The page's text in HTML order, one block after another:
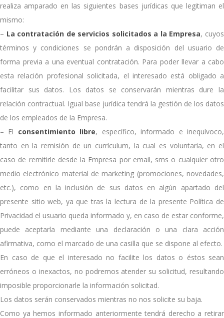
realiza amparado en las siguientes bases jurídicas que legitiman el
mismo:
– La contratación de servicios solicitados a la Empresa, cuyos
términos y condiciones se pondrán a disposición del usuario de
forma previa a una eventual contratación. Para poder llevar a cabo
esta relación profesional solicitada, el interesado está obligado a
facilitar sus datos. Los datos se conservarán mientras dure la
relación contractual. Igual base jurídica tendrá la gestión de los datos
de los empleados de la Empresa.
– El consentimiento libre, específico, informado e inequívoco,
tanto en la remisión de un currículum, la cual es voluntaria, en el
caso de remitirle desde la Empresa por email, sms o cualquier otro
medio electrónico material de marketing (promociones, novedades,
etc.), como en la inclusión de sus datos en algún apartado del
presente sitio web, ya que tras la lectura de la presente Política de
Privacidad el usuario queda informado y, en caso de estar conforme,
puede aceptarla mediante una declaración o una clara acción
afirmativa, como el marcado de una casilla que se dispone al efecto.
En caso de que el interesado no facilite los datos o éstos sean
erróneos o inexactos, no podremos atender su solicitud, resultando
imposible proporcionarle la información solicitad.
Los datos serán conservados mientras no nos solicite su baja.
Como ya hemos informado anteriormente tendrá derecho a retirar